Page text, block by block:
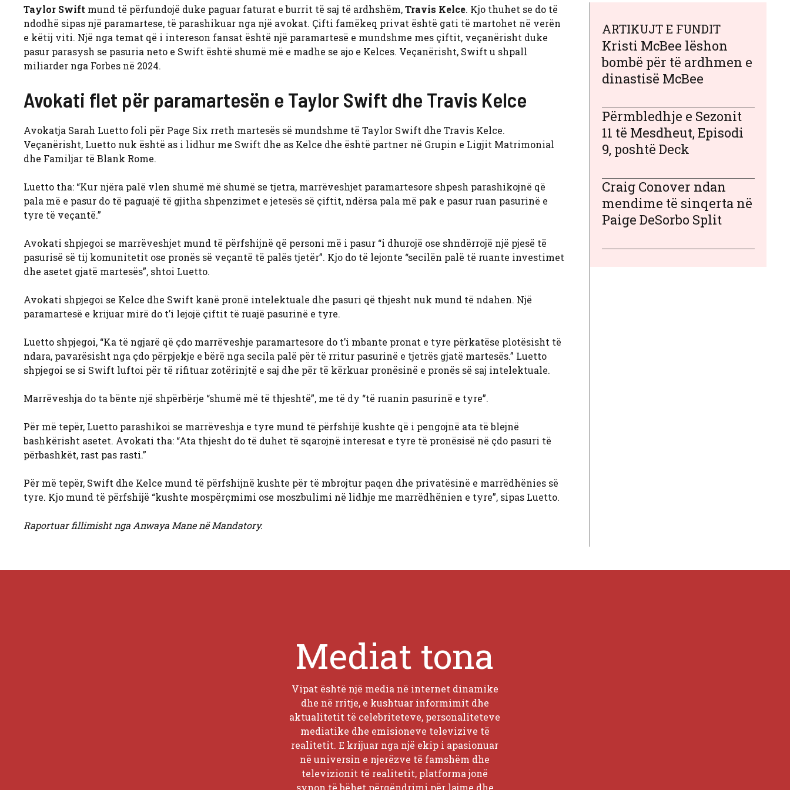
Taylor Swift mund të përfundojë duke paguar faturat e burrit të saj të ardhshëm,Travis Kelce. Kjo thuhet se do të
ndodhë sipas një paramartese, të parashikuar nga një avokat. Çifti famëkeq privat është gati të martohet në verën
e këtij viti. Një nga temat që i intereson fansat është një paramartesë e mundshme mes çiftit, veçanërisht duke
pasur parasysh se pasuria neto e Swift është shumë më e madhe se ajo e Kelces. Veçanërisht, Swift u shpall
miliarder nga Forbes në 2024.
Avokati flet për paramartesën e Taylor Swift dhe Travis Kelce
Avokatja Sarah Luetto foli për Page Six rreth martesës së mundshme të Taylor Swift dhe Travis Kelce.
Veçanërisht, Luetto nuk është as i lidhur me Swift dhe as Kelce dhe është partner në Grupin e Ligjit Matrimonial
dhe Familjar të Blank Rome.
Luetto tha: “Kur njëra palë vlen shumë më shumë se tjetra, marrëveshjet paramartesore shpesh parashikojnë që
pala më e pasur do të paguajë të gjitha shpenzimet e jetesës së çiftit, ndërsa pala më pak e pasur ruan pasurinë e
tyre të veçantë.”
Avokati shpjegoi se marrëveshjet mund të përfshijnë që personi më i pasur “i dhurojë ose shndërrojë një pjesë të
pasurisë së tij komunitetit ose pronës së veçantë të palës tjetër”. Kjo do të lejonte “secilën palë të ruante investimet
dhe asetet gjatë martesës”, shtoi Luetto.
Avokati shpjegoi se Kelce dhe Swift kanë pronë intelektuale dhe pasuri që thjesht nuk mund të ndahen. Një
paramartesë e krijuar mirë do t’i lejojë çiftit të ruajë pasurinë e tyre.
Luetto shpjegoi, “Ka të ngjarë që çdo marrëveshje paramartesore do t’i mbante pronat e tyre përkatëse plotësisht të
ndara, pavarësisht nga çdo përpjekje e bërë nga secila palë për të rritur pasurinë e tjetrës gjatë martesës.” Luetto
shpjegoi se si Swift luftoi për të rifituar zotërinjtë e saj dhe për të kërkuar pronësinë e pronës së saj intelektuale.
Marrëveshja do ta bënte një shpërbërje “shumë më të thjeshtë”, me të dy “të ruanin pasurinë e tyre”.
Për më tepër, Luetto parashikoi se marrëveshja e tyre mund të përfshijë kushte që i pengojnë ata të blejnë
bashkërisht asetet. Avokati tha: “Ata thjesht do të duhet të sqarojnë interesat e tyre të pronësisë në çdo pasuri të
përbashkët, rast pas rasti.”
Për më tepër, Swift dhe Kelce mund të përfshijnë kushte për të mbrojtur paqen dhe privatësinë e marrëdhënies së
tyre. Kjo mund të përfshijë “kushte mospërçmimi ose moszbulimi në lidhje me marrëdhënien e tyre”, sipas Luetto.
Raportuar fillimisht nga Anwaya Mane në Mandatory.
ARTIKUJT E FUNDIT
Kristi McBee lëshon
bombë për të ardhmen e
dinastisë McBee
Përmbledhje e Sezonit
11 të Mesdheut, Episodi
9, poshtë Deck
Craig Conover ndan
mendime të sinqerta në
Paige DeSorbo Split
Mediat tona
Vipat është një media në internet dinamike
dhe në rritje, e kushtuar informimit dhe
aktualitetit të celebriteteve, personaliteteve
mediatike dhe emisioneve televizive të
realitetit. E krijuar nga një ekip i apasionuar
në universin e njerëzve të famshëm dhe
televizionit të realitetit, platforma jonë
synon të bëhet përqëndrimi për lajme dhe